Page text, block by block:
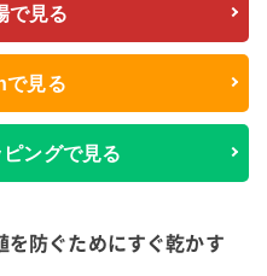
で見る
で見る
ングで見る
防ぐためにすぐ乾かす